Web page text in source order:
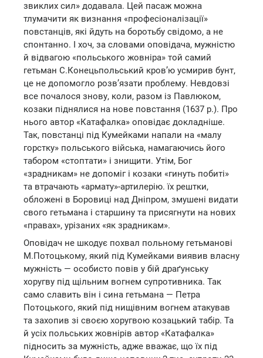
звиклих сил» додавала. Цей пасаж можна
тлумачити як визнання «професіоналізації»
повстанців, які йдуть на боротьбу свідомо, а не
спонтанно. І хоч, за словами оповідача, мужністю
й відвагою «польського жовніра» той самий
гетьман С.Конецьпольський кров’ю усмирив бунт,
це не допомогло розв’язати проблему. Невдовзі
все почалося знову, коли, разом із Павлюком,
козаки піднялися на нове повстання (1637 р.). Про
нього автор «Катафалка» оповідає докладніше.
Так, повстанці під Кумейками напали на «малу
горстку» польського війська, намагаючись його
табором «стоптати» і знищити. Утім, Бог
«зрадникам» не допоміг і козаки «гинуть побиті»
та втрачають «армату»-артилерію. їх рештки,
обложені в Боровиці над Дніпром, змушені видати
свого гетьмана і старшину та присягнути на нових
«правах», урізаних «як зрадникам».
Оповідач не шкодує похвал польному гетьманові
М.Потоцькому, який під Кумейками виявив власну
мужність — особисто повів у бій драґунську
хоругву під щільним вогнем супротивника. Так
само славить він і сина гетьмана — Петра
Потоцького, який під нищівним вогнем атакував
та захопив зі своєю хоругвою козацький табір. Та
й усіх польських жовнірів автор «Катафалка»
підносить за мужність, адже вважає, що їх під